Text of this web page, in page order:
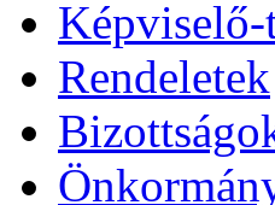
Képviselő-
Rendeletek